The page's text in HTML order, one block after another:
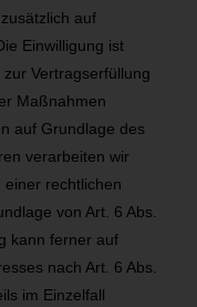
auf
Einwilligung ist
Vertragserfüllung
Maßnahmen
auf Grundlage des
verarbeiten wir
rechtlichen
von Art. 6 Abs.
kann ferner auf
nach Art. 6 Abs.
im Einzelfall